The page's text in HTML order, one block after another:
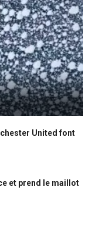
United font
et prend le maillot